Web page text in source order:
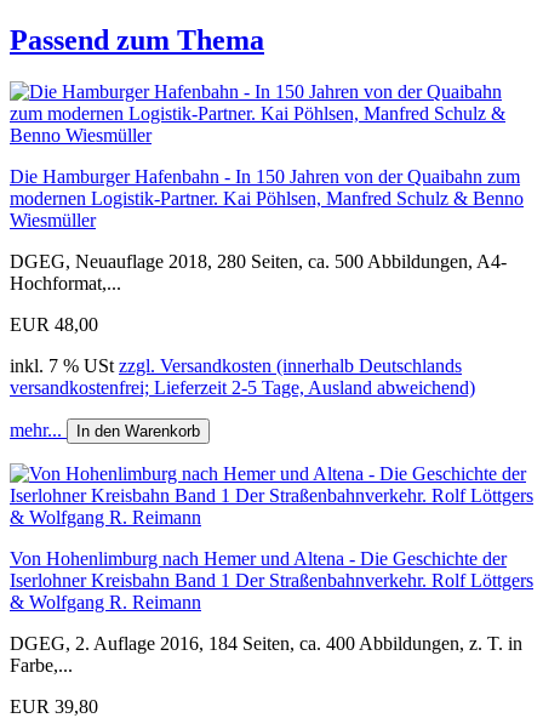
Passend zum Thema
Die Hamburger Hafenbahn - In 150 Jahren von der Quaibahn zum
modernen Logistik-Partner. Kai Pöhlsen, Manfred Schulz & Benno
Wiesmüller
DGEG, Neuauflage 2018, 280 Seiten, ca. 500 Abbildungen, A4-
Hochformat,...
EUR 48,00
inkl. 7 % USt zzgl. Versandkosten (innerhalb Deutschlands
versandkostenfrei; Lieferzeit 2-5 Tage, Ausland abweichend)
mehr... In den Warenkorb
Von Hohenlimburg nach Hemer und Altena - Die Geschichte der
Iserlohner Kreisbahn Band 1 Der Straßenbahnverkehr. Rolf Löttgers
& Wolfgang R. Reimann
DGEG, 2. Auflage 2016, 184 Seiten, ca. 400 Abbildungen, z. T. in
Farbe,...
EUR 39,80